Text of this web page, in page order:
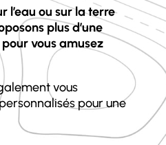
l’eau ou sur la terre
plus d’une
vous amusez
vous
pour une